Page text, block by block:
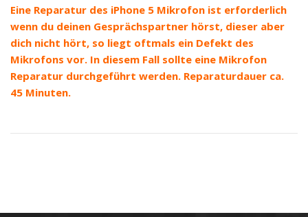
Eine Reparatur des iPhone 5 Mikrofon ist erforderlich
wenn du deinen Gesprächspartner hörst, dieser aber
dich nicht hört, so liegt oftmals ein Defekt des
Mikrofons vor. In diesem Fall sollte eine Mikrofon
Reparatur durchgeführt werden. Reparaturdauer ca.
45 Minuten.